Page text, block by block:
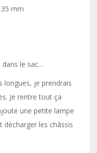
35 mm
dans le sac…
longues, je prendrais
Je rentre tout ça
une petite lampe
décharger les châssis